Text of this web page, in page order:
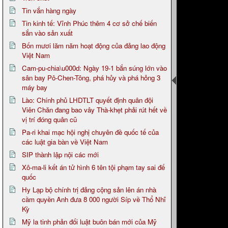
Tin vắn hàng ngày
Tin kinh tế: Vĩnh Phúc thêm 4 cơ sở chế biến
sắn vào sản xuất
Bốn mươi lăm năm hoạt động của đảng lao động
Việt Nam
Cam-pu-chia\u000d: Ngày 19-1 bắn súng lớn vào
sân bay Pô-Chen-Tông, phá hủy và phá hỏng 3
máy bay
Lào: Chính phủ LHDTLT quyết định quân đội
Viên Chăn đang bao vây Thà-khẹt phải rút hết về
vị trí đóng quân cũ
Pa-ri khai mạc hội nghị chuyên đề quốc tế của
các luật gia bàn về Việt Nam
SIP thành lập nội các mới
Xô-ma-li kết án tử hình 6 tên tội phạm tay sai đế
quốc
Hy Lạp bộ chính trị đảng cộng sản lên án nhà
cầm quyền Anh đưa 8 000 người Síp về Thổ Nhĩ
Kỳ
Mỹ la tinh phản đối luật buôn bán mới của Mỹ